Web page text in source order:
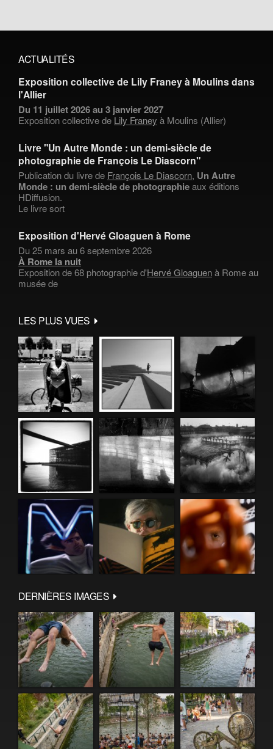
ACTUALITÉS
Exposition collective de Lily Franey à Moulins dans
l'Allier
Du 11 juillet 2026 au 3 janvier 2027
Exposition collective de Lily Franey à Moulins (Allier)
Livre "Un Autre Monde : un demi-siècle de
photographie de François Le Diascorn"
Publication du livre de François Le Diascorn, Un Autre
Monde : un demi-siècle de photographieaux éditions
HDiffusion.
Le livre sort
Exposition d'Hervé Gloaguen à Rome
Du 25 mars au 6 septembre 2026
À Rome la nuit
Exposition de 68 photographie d'Hervé Gloaguenà Rome au
musée de
LES PLUS VUES
DERNIÈRES IMAGES